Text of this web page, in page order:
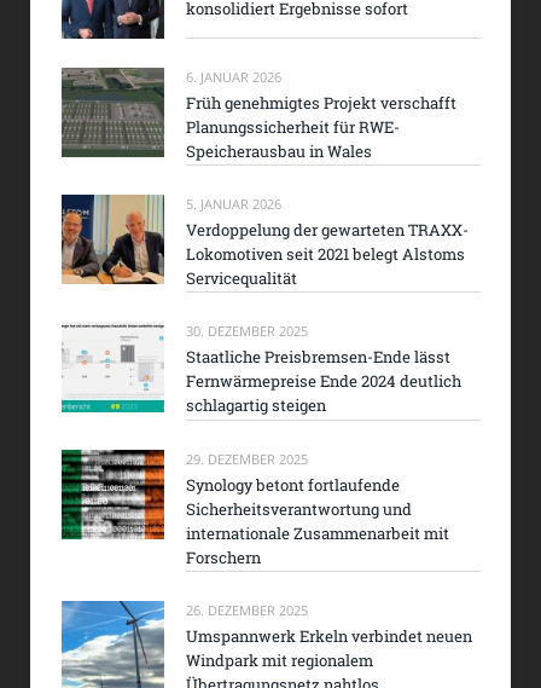
konsolidiert Ergebnisse sofort
6. JANUAR 2026
Früh genehmigtes Projekt verschafft
Planungssicherheit für RWE-
Speicherausbau in Wales
5. JANUAR 2026
Verdoppelung der gewarteten TRAXX-
Lokomotiven seit 2021 belegt Alstoms
Servicequalität
30. DEZEMBER 2025
Staatliche Preisbremsen-Ende lässt
Fernwärmepreise Ende 2024 deutlich
schlagartig steigen
29. DEZEMBER 2025
Synology betont fortlaufende
Sicherheitsverantwortung und
internationale Zusammenarbeit mit
Forschern
26. DEZEMBER 2025
Umspannwerk Erkeln verbindet neuen
Windpark mit regionalem